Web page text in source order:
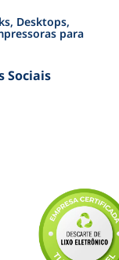
Desktops,
para
Sociais